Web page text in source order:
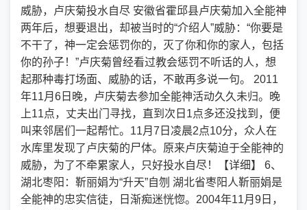
威胁，卢庆菊投水自尽 安徽省霍邱县卢庆菊加入全能神
两年后，想要退出，却被当时的“介绍人”威胁：“你要是
不干了，神一定会惩罚你的，灭了你和你的家人，包括
你的孙子！”卢庆菊曾经看过教会惩罚不听话的人，想
起那种毒打场面、威胁的话，不敢再多说一句。 2011
年11月6日晚，卢庆菊去参加全能神活动久久未归。晚
上11点，丈夫出门寻找，直到次日1点多还没找到，便
叫来邻居们一起帮忙。11月7日凌晨2点10分，众人在
水库里发现了卢庆菊的尸体。原来卢庆菊迫于全能神的
威胁，为了不牵累家人，只好投水自尽！【详细】 6、
湖北枣阳：靳丽娟为“升天”自刎 湖北省枣阳人靳丽娟是
全能神的忠实信徒，日渐痴迷恍惚。2004年11月9日，